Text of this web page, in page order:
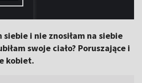
siebie i nie znosiłam na siebie
swoje ciało? Poruszające i
kobiet.